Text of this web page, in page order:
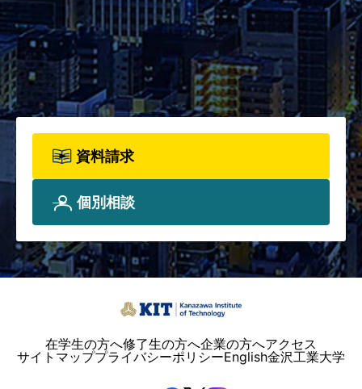
2026年度パンフレット配布開
始！カリキュラム全体、各科目
詳細、院生プロフィールについ
て、詳しく知りたい方は資料請
求フォームからお申込みくださ
い。
資料請求
個別相談
在学生の方へ修了生の方へ企業の方へアクセス
サイトマッププライバシーポリシーEnglish金沢工業大学